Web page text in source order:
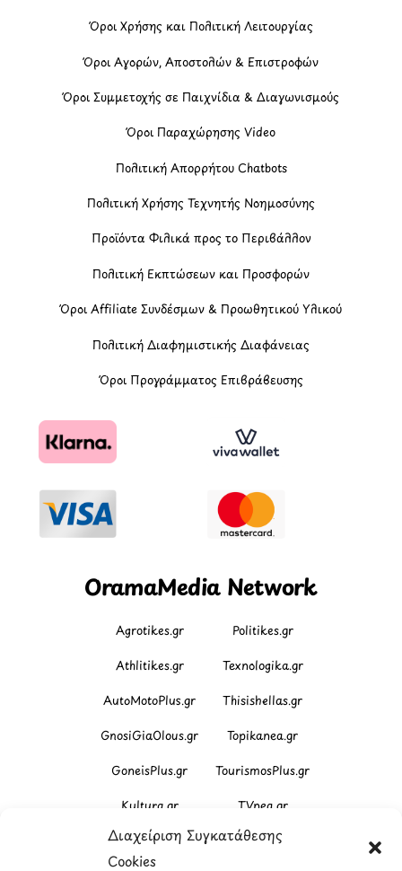
Διαχείριση Συγκατάθεσης
Cookies
Όροι Χρήσης και Πολιτική Λειτουργίας
Όροι Αγορών, Αποστολών & Επιστροφών
Όροι Συμμετοχής σε Παιχνίδια & Διαγωνισμούς
Όροι Παραχώρησης Video
Πολιτική Απορρήτου Chatbots
Πολιτική Χρήσης Τεχνητής Νοημοσύνης
Προϊόντα Φιλικά προς το Περιβάλλον
Πολιτική Εκπτώσεων και Προσφορών
Όροι Affiliate Συνδέσμων & Προωθητικού Υλικού
Πολιτική Διαφημιστικής Διαφάνειας
Όροι Προγράμματος Επιβράβευσης
OramaMedia Network
Agrotikes.gr Politikes.gr
Athlitikes.gr Texnologika.gr
AutoMotoPlus.gr Thisishellas.gr
GnosiGiaOlous.gr Topikanea.gr
GoneisPlus.gr TourismosPlus.gr
Kultura.gr TVnea.gr
Loatki.gr Upnow.gr